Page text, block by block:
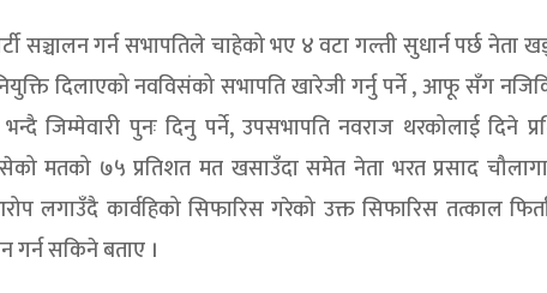
सञ्चालन गर्न सभापतिले चाहेको भए ४ वटा गल्ती सुधार्न पर्छ नेता
दिलाएको नवविसंको सभापति खारेजी गर्नु पर्ने , आफू सँग
जिम्मेवारी पुनः दिनु पर्ने, उपसभापति नवराज थरकोलाई दिने
मतको ७५ प्रतिशत मत खसाउँदा समेत नेता भरत प्रसाद
लगाउँदै कार्वहिको सिफारिस गरेको उक्त सिफारिस तत्काल
गर्न सकिने बताए ।